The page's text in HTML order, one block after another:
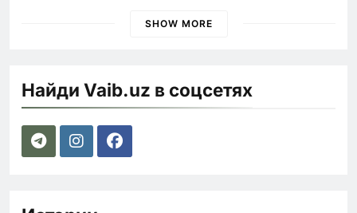
SHOW MORE
Найди Vaib.uz в соцсетях